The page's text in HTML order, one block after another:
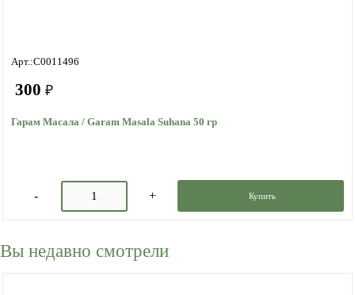
Арт.:C0011496
300 ₽
Гарам Масала / Garam Masala Suhana 50 гр
Купить
Вы недавно смотрели